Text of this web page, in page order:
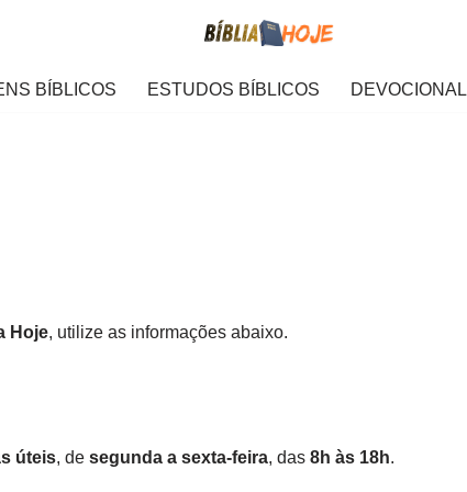
BÍBLICOS ESTUDOS BÍBLICOS DEVOCIONAL
Hoje, utilize as informações abaixo.
úteis, de segunda a sexta-feira, das 8h às 18h.